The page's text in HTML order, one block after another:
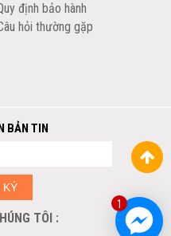
định bảo hành
hỏi thường gặp
BẢN TIN
KÝ
TÔI :
1